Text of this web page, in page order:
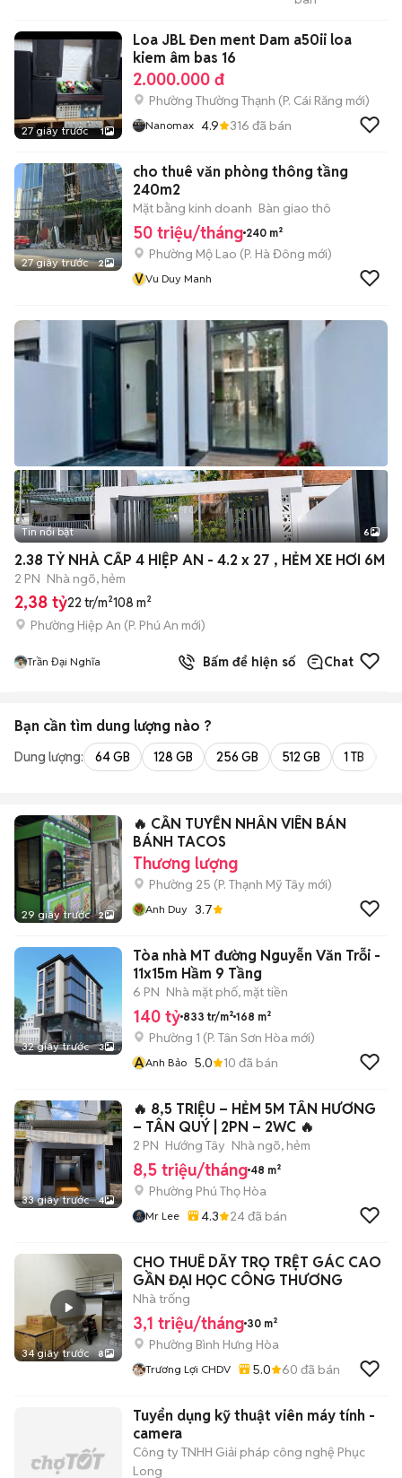
27 giây trước 1
Loa JBL Đen ment Dam a50ii loa
kiem âm bas 16
2.000.000 đ
Phường Thường Thạnh (P. Cái Răng mới)
Nanomax 4.9 316 đã bán
27 giây trước 2
cho thuê văn phòng thông tầng
240m2
Mặt bằng kinh doanh Bàn giao thô
50 triệu/tháng 240 m²
Phường Mộ Lao (P. Hà Đông mới)
VVu Duy Manh
+2
Tin nổi bật 6
2.38 TỶ NHÀ CẤP 4 HIỆP AN - 4.2 x 27 , HẺM XE HƠI 6M
2 PN Nhà ngõ, hẻm
2,38 tỷ22 tr/m²108 m²
Phường Hiệp An (P. Phú An mới)
Trần Đại Nghĩa Bấm để hiện số Chat
Bạn cần tìm dung lượng nào ?
Dung lượng: 64 GB 128 GB 256 GB 512 GB 1 TB
29 giây trước 2
🔥 CẦN TUYỂN NHÂN VIÊN BÁN
BÁNH TACOS
Thương lượng
Phường 25 (P. Thạnh Mỹ Tây mới)
Anh Duy 3.7
32 giây trước 3
Tòa nhà MT đường Nguyễn Văn Trỗi -
11x15m Hầm 9 Tầng
6 PN Nhà mặt phố, mặt tiền
140 tỷ 833 tr/m² 168 m²
Phường 1 (P. Tân Sơn Hòa mới)
AAnh Bảo 5.0 10 đã bán
33 giây trước 4
🔥 8,5 TRIỆU – HẺM 5M TÂN HƯƠNG
– TÂN QUÝ | 2PN – 2WC 🔥
2 PN Hướng Tây Nhà ngõ, hẻm
8,5 triệu/tháng 48 m²
Phường Phú Thọ Hòa
Mr Lee 4.3 24đã bán
34 giây trước 8
CHO THUÊ DÃY TRỌ TRỆT GÁC CAO
GẦN ĐẠI HỌC CÔNG THƯƠNG
Nhà trống
3,1 triệu/tháng 30 m²
Phường Bình Hưng Hòa
Trương Lợi CHDV 5.0 60 đã bán
Tuyển dụng kỹ thuật viên máy tính -
camera
Công ty TNHH Giải pháp công nghệ Phục
Long